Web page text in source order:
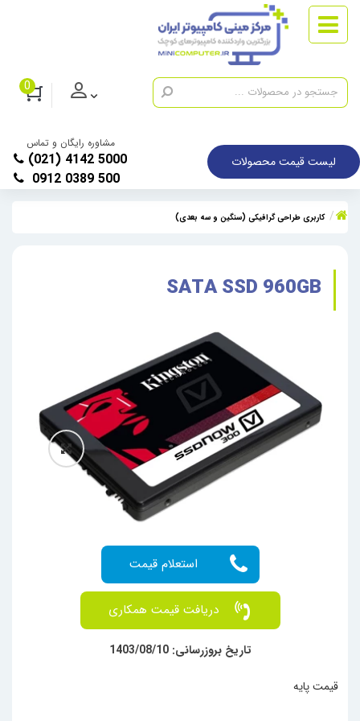
0
لیست قیمت محصولات
مشاوره رایگان و تماس
(021) 4142 5000
0912 0389 500
کاربری طراحی گرافیکی (سنگین و سه بعدی)
SATA SSD 960GB
قیمت پایه
تاریخ بروزرسانی: 1403/08/10
دریافت قیمت همکاری